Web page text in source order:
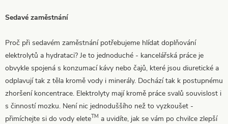
Sedavé zaměstnání
Proč při sedavém zaměstnání potřebujeme hlídat doplňování
elektrolytů a hydrataci? Je to jednoduché - kancelářská práce je
obvykle spojená s konzumací kávy nebo čajů, které jsou diuretické a
odplavují tak z těla kromě vody i minerály. Dochází tak k postupnému
zhoršení koncentrace. Elektrolyty mají kromě práce svalů souvislost i
s činností mozku. Není nic jednoduššího než to vyzkoušet -
přimíchejte si do vody eleteTM a uvidíte, jak se vám po chvilce zlepší